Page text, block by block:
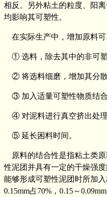
相反。另外粘土的粒度、阳
均影响其可塑性。
在实际生产中，增加原料可
① 选料，除去其中的非可塑
② 将选料细磨，增加其分散
③ 加入适量可塑性物质结合
④ 对泥料进行真空挤出处理
⑤ 延长困料时间。
原料的结合性是指粘土类
性泥团并具有一定的干燥强
能够形成可塑性泥团时所加
0.15mm占70%，0.15～